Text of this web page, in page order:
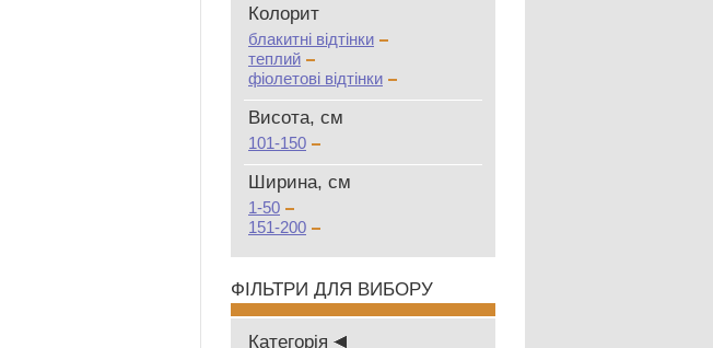
Колорит
блакитні відтінки
теплий
фіолетові відтінки
Висота, см
101-150
Ширина, см
1-50
151-200
ФІЛЬТРИ ДЛЯ ВИБОРУ
Категорія